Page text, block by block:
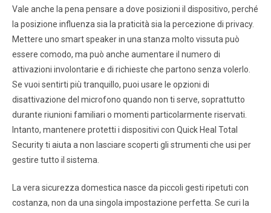
Vale anche la pena pensare a dove posizioni il dispositivo, perché
la posizione influenza sia la praticità sia la percezione di privacy.
Mettere uno smart speaker in una stanza molto vissuta può
essere comodo, ma può anche aumentare il numero di
attivazioni involontarie e di richieste che partono senza volerlo.
Se vuoi sentirti più tranquillo, puoi usare le opzioni di
disattivazione del microfono quando non ti serve, soprattutto
durante riunioni familiari o momenti particolarmente riservati.
Intanto, mantenere protetti i dispositivi con Quick Heal Total
Security ti aiuta a non lasciare scoperti gli strumenti che usi per
gestire tutto il sistema.
La vera sicurezza domestica nasce da piccoli gesti ripetuti con
costanza, non da una singola impostazione perfetta. Se curi la